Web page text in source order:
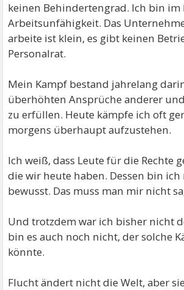
keinen Behindertengrad. Ich bin im
Arbeitsunfähigkeit. Das
arbeite ist klein, es gibt keinen
Personalrat.
Mein Kampf bestand jahrelang
überhöhten Ansprüche anderer
zu erfüllen. Heute kämpfe ich oft
morgens überhaupt aufzustehen.
Ich weiß, dass Leute für die Rechte
die wir heute haben. Dessen bin
bewusst. Das muss man mir nicht
Und trotzdem war ich bisher nicht
bin es auch noch nicht, der solche
könnte.
Flucht ändert nicht die Welt, aber